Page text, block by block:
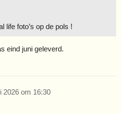
life foto’s op de pols !
eind juni geleverd.
2026 om 16:30